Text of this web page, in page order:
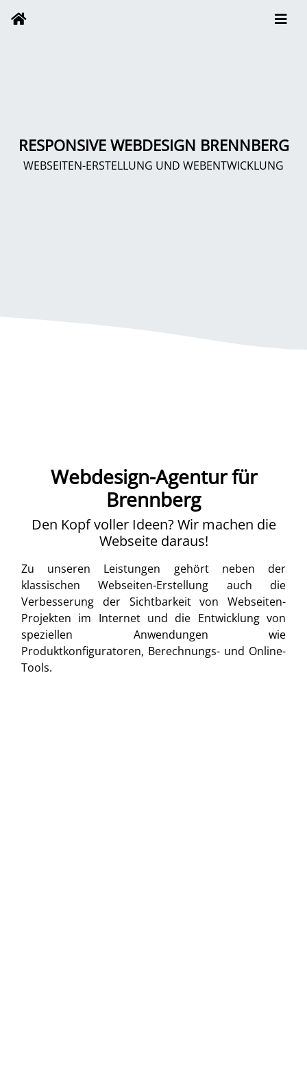
RESPONSIVE WEBDESIGN BRENNBERG
WEBSEITEN-ERSTELLUNG UND WEBENTWICKLUNG
Webdesign-Agentur für
Brennberg
Den Kopf voller Ideen? Wir machen die
Webseite daraus!
Zu unseren Leistungen gehört neben der
klassischen Webseiten-Erstellung auch die
Verbesserung der Sichtbarkeit von Webseiten-
Projekten im Internet und die Entwicklung von
speziellen Anwendungen wie
Produktkonfiguratoren, Berechnungs- und Online-
Tools.